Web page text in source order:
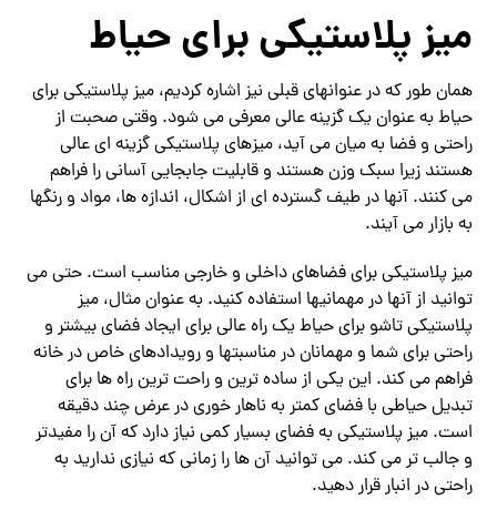
میز پلاستیکی برای حیاط
همان طور که در عنوانهای قبلی نیز اشاره کردیم، میز پلاستیکی برای
حیاط به عنوان یک گزینه عالی معرفی می شود. وقتی صحبت از
راحتی و فضا به میان می‌ آید، میزهای پلاستیکی گزینه‌ ای عالی
هستند زیرا سبک وزن هستند و قابلیت جابجایی آسانی را فراهم
می‌ کنند. آنها در طیف گسترده ای از اشکال، اندازه ها، مواد و رنگها
به بازار می آیند.
میز پلاستیکی برای فضاهای داخلی و خارجی مناسب است. حتی می
توانید از آنها در مهمانیها استفاده کنید. به عنوان مثال، میز
پلاستیکی تاشو برای حیاط یک راه عالی برای ایجاد فضای بیشتر و
راحتی برای شما و مهمانان در مناسبتها و رویدادهای خاص در خانه
فراهم می کند. این یکی از ساده ترین و راحت ترین راه ها برای
تبدیل حیاطی با فضای کمتر به ناهار خوری در عرض چند دقیقه
است. میز پلاستیکی به فضای بسیار کمی نیاز دارد که آن را مفیدتر
و جالب تر می کند. می توانید آن ها را زمانی که نیازی ندارید به
راحتی در انبار قرار دهید.